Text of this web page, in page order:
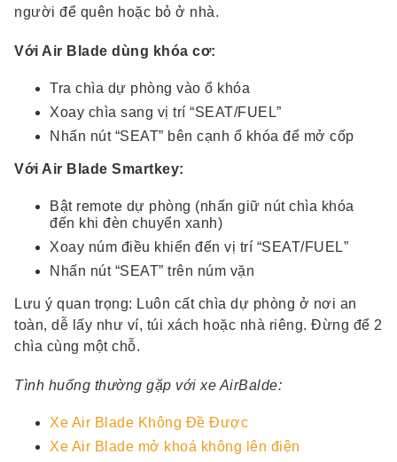
người để quên hoặc bỏ ở nhà.
Với Air Blade dùng khóa cơ:
Tra chìa dự phòng vào ổ khóa
Xoay chìa sang vị trí “SEAT/FUEL”
Nhấn nút “SEAT” bên cạnh ổ khóa để mở cốp
Với Air Blade Smartkey:
Bật remote dự phòng (nhấn giữ nút chìa khóa
đến khi đèn chuyển xanh)
Xoay núm điều khiển đến vị trí “SEAT/FUEL”
Nhấn nút “SEAT” trên núm vặn
Lưu ý quan trọng: Luôn cất chìa dự phòng ở nơi an
toàn, dễ lấy như ví, túi xách hoặc nhà riêng. Đừng để 2
chìa cùng một chỗ.
Tình huống thường gặp với xe AirBalde:
Xe Air Blade Không Đề Được
Xe Air Blade mở khoá không lên điện